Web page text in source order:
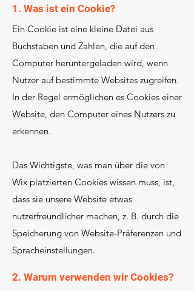
1. Was ist ein Cookie?
Ein Cookie ist eine kleine Datei aus
Buchstaben und Zahlen, die auf den
Computer heruntergeladen wird, wenn
Nutzer auf bestimmte Websites zugreifen.
In der Regel ermöglichen es Cookies einer
Website, den Computer eines Nutzers zu
erkennen.
Das Wichtigste, was man über die von
Wix platzierten Cookies wissen muss, ist,
dass sie unsere Website etwas
nutzerfreundlicher machen, z. B. durch die
Speicherung von Website-Präferenzen und
Spracheinstellungen.
2. Warum verwenden wir Cookies?